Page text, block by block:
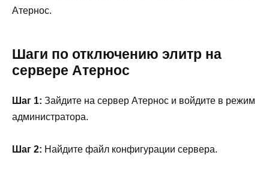
Атернос.
Шаги по отключению элитр на
сервере Атернос
Шаг 1: Зайдите на сервер Атернос и войдите в режим
администратора.
Шаг 2: Найдите файл конфигурации сервера.